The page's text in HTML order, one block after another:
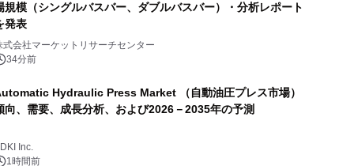
規模（シングルバスバー、ダブルバスバー）・分析レポート
発表
式会社マーケットリサーチセンター
34分前
Hydraulic Press Market （自動油圧プレス市場）
向、需要、成長分析、および2026－2035年の予測
Inc.
1時間前